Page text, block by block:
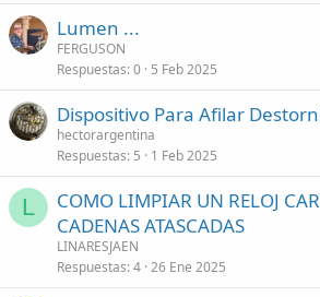
Lumen ...
FERGUSON
Respuestas 0 5 Feb 2025
Dispositivo Para Afilar
hectorargentina
Respuestas 5 1 Feb 2025
L
COMO LIMPIAR UN RELOJ
CADENAS ATASCADAS
LINARESJAEN
Respuestas 4 26 Ene 2025